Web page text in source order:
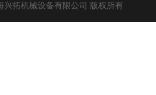
拓机械设备有限公司 版权所有